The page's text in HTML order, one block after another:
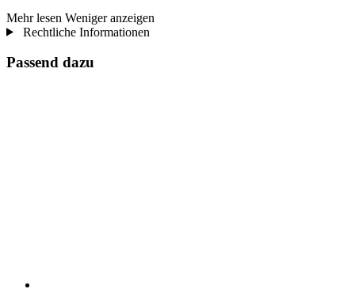
Mehr lesen Weniger anzeigen
Rechtliche Informationen
Passend dazu